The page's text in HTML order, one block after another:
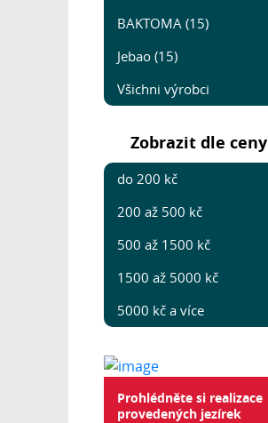
BAKTOMA (15)
Jebao (15)
Všichni výrobci
Zobrazit dle ceny
do 200 kč
200 až 500 kč
500 až 1500 kč
1500 až 5000 kč
5000 kč a více
Prohlédněte si realizace
provedených jezírek